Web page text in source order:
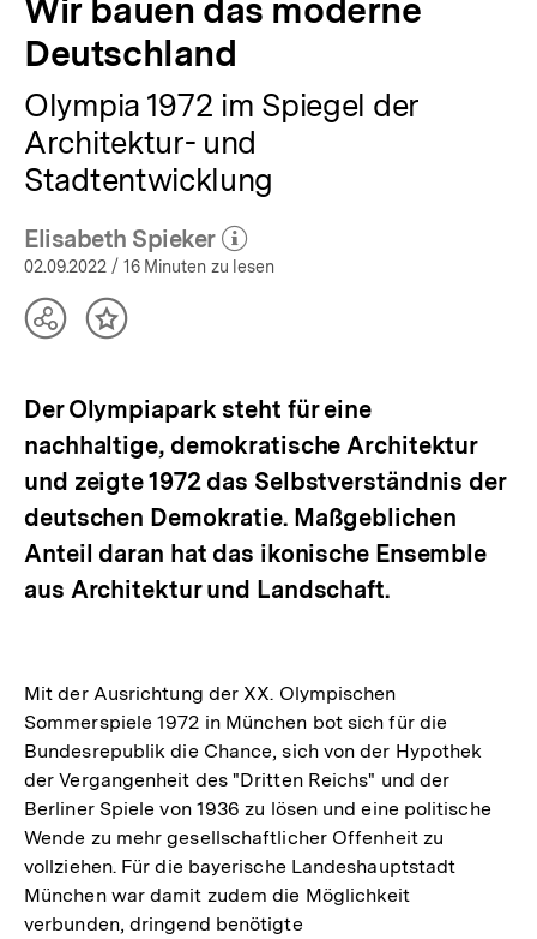
Wir bauen das moderne
Deutschland
Olympia 1972 im Spiegel der
Architektur- und
Stadtentwicklung
Elisabeth Spieker
(Mehr zum Autor)
öffnen
02.09.2022 / 16 Minuten zu lesen
TeilenInhalt
Der Olympiapark steht für eine
nachhaltige, demokratische Architektur
und zeigte 1972 das Selbstverständnis der
deutschen Demokratie. Maßgeblichen
Anteil daran hat das ikonische Ensemble
aus Architektur und Landschaft.
Mit der Ausrichtung der XX. Olympischen
Sommerspiele 1972 in München bot sich für die
Bundesrepublik die Chance, sich von der Hypothek
der Vergangenheit des "Dritten Reichs" und der
Berliner Spiele von 1936 zu lösen und eine politische
Wende zu mehr gesellschaftlicher Offenheit zu
vollziehen. Für die bayerische Landeshauptstadt
München war damit zudem die Möglichkeit
verbunden, dringend benötigte